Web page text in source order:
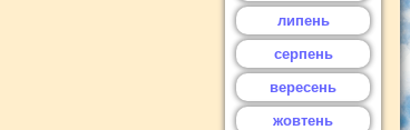
липень
серпень
вересень
жовтень